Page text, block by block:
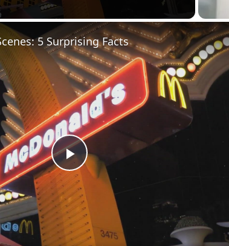
P
l
5 Surprising Facts